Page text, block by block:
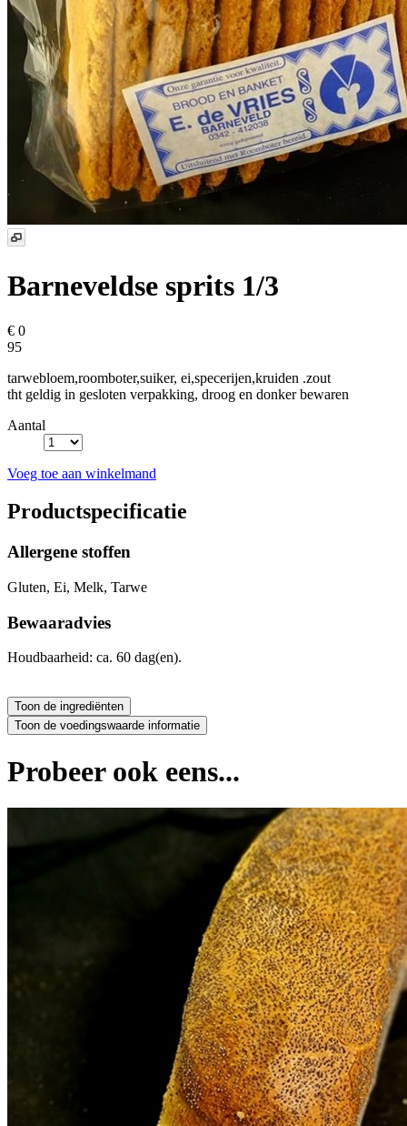
Barneveldse sprits 1/3
€ 0
95
tarwebloem,roomboter,suiker, ei,specerijen,kruiden .zout
tht geldig in gesloten verpakking, droog en donker bewaren
Aantal
Voeg toe aan winkelmand
Productspecificatie
Allergene stoffen
Gluten, Ei, Melk, Tarwe
Bewaaradvies
Houdbaarheid: ca. 60 dag(en).
Probeer ook eens...